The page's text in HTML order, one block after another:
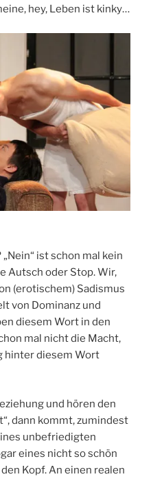
hey, Leben ist kinky…
ist schon mal kein
Autsch oder Stop. Wir,
(erotischem) Sadismus
von Dominanz und
diesem Wort in den
mal nicht die Macht,
hinter diesem Wort
und hören den
dann kommt, zumindest
unbefriedigten
eines nicht so schön
Kopf. An einen realen